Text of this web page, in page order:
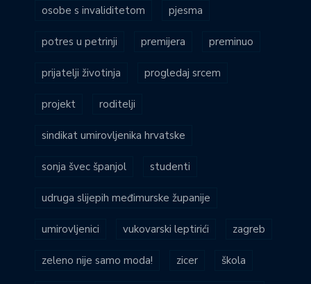
osobe s invaliditetom pjesma
potres u petrinji premijera preminuo
prijatelji životinja progledaj srcem
projekt roditelji
sindikat umirovljenika hrvatske
sonja švec španjol studenti
udruga slijepih međimurske županije
umirovljenici vukovarski leptirići zagreb
zeleno nije samo moda! zicer škola